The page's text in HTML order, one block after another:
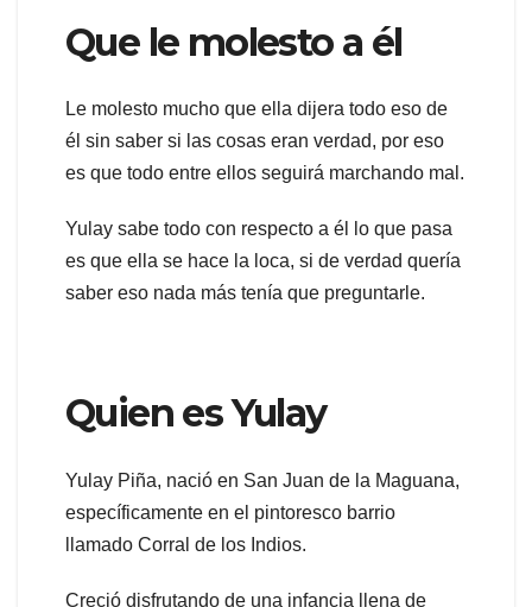
Que le molesto a él
Le molesto mucho que ella dijera todo eso de
él sin saber si las cosas eran verdad, por eso
es que todo entre ellos seguirá marchando mal.
Yulay sabe todo con respecto a él lo que pasa
es que ella se hace la loca, si de verdad quería
saber eso nada más tenía que preguntarle.
Quien es Yulay
Yulay Piña, nació en San Juan de la Maguana,
específicamente en el pintoresco barrio
llamado Corral de los Indios.
Creció disfrutando de una infancia llena de